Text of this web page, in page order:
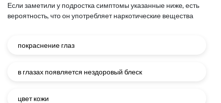
Если заметили у подростка симптомы указанные ниже, есть
вероятность, что он употребляет наркотические вещества
покраснение глаз
в глазах появляется нездоровый блеск
цвет кожи